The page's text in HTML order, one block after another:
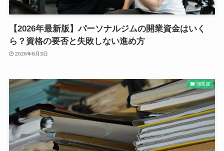
【2026年最新版】パーソナルジムの開業資金はいく
ら？資格の要否と失敗しない進め方
2026年8月3日
開業届